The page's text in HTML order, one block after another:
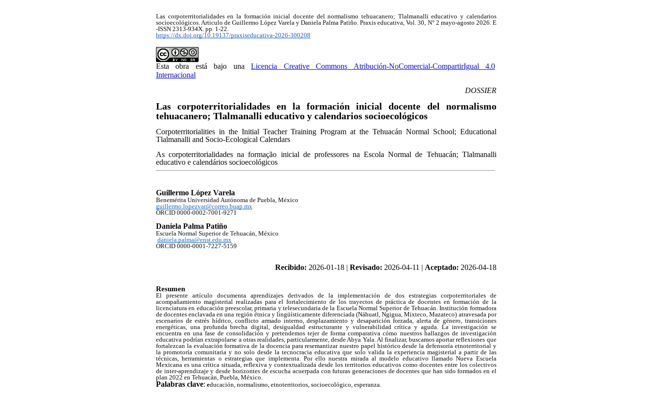
Las corpoterritorialidades en la formación inicial docente del normalismo tehuacanero; Tlalmanalli educativo y calendarios
socioecológicos. Articulo de Guillermo López Varela y Daniela Palma Patiño. Praxis educativa, Vol. 30, N° 2 mayo-agosto 2026. E
-ISSN 2313-934X. pp. 1-22.
https://dx.doi.org/10.19137/praxiseducativa-2026-300208
Esta obra está bajo unaLicencia Creative Commons Atribución-NoComercial-CompartirIgual 4.0
Internacional
DOSSIER
Las corpoterritorialidades en la formación inicial docente del normalismo
tehuacanero; Tlalmanalli educativo y calendarios socioecológicos
Corpoterritorialities in the Initial Teacher Training Program at the Tehuacán Normal School; Educational
Tlalmanalli and Socio-Ecological Calendars
As corpoterritorialidades na formação inicial de professores na Escola Normal de Tehuacán; Tlalmanalli
educativo e calendários socioecológicos
Guillermo López Varela
Benemérita Universidad Autónoma de Puebla, México
guillermo.lopezvar@correo.buap.mx
ORCID 0000-0002-7001-9271
Daniela Palma Patiño
Escuela Normal Superior de Tehuacán, México
daniela.palma@enst.edu.mx
ORCID 0000-0001-7227-5159
Recibido: 2026-01-18 | Revisado: 2026-04-11 | Aceptado: 2026-04-18
Resumen
El presente artículo documenta aprendizajes derivados de la implementación de dos estrategias corpoterritoriales de
acompañamiento magisterial realizadas para el fortalecimiento de los trayectos de práctica de docentes en formación de la
licenciatura en educación preescolar, primaria y telesecundaria de la Escuela Normal Superior de Tehuacán. Institución formadora
de docentes enclavada en una región étnica y lingüísticamente diferenciada (Náhuatl, Ngigua, Mixteco, Mazateco) atravesada por
escenarios de estrés hídrico, conflicto armado interno, desplazamiento y desaparición forzada, alerta de género, transiciones
energéticas, una profunda brecha digital, desigualdad estructurante y vulnerabilidad crítica y aguda. La investigación se
encuentra en una fase de consolidación y pretendemos tejer de forma comparativa cómo nuestros hallazgos de investigación
educativa podrían extrapolarse a otras realidades, particularmente, desde Abya Yala. Al finalizar, buscamos aportar reflexiones que
fortalezcan la evaluación formativa de la docencia para resemantizar nuestro papel histórico desde la defensoría etnoterritorial y
la promotoría comunitaria y no solo desde la tecnocracia educativa que solo valida la experiencia magisterial a partir de las
técnicas, herramientas o estrategias que implementa. Por ello nuestra mirada al modelo educativo llamado Nueva Escuela
Mexicana es una crítica situada, reflexiva y contextualizada desde los territorios educativos como docentes entre los colectivos
de inter-aprendizaje y desde horizontes de escucha acuerpada con futuras generaciones de docentes que han sido formados en el
plan 2022 en Tehuacán, Puebla, México.
Palabras clave: educación, normalismo, etnoterritorios, socioecológico, esperanza.